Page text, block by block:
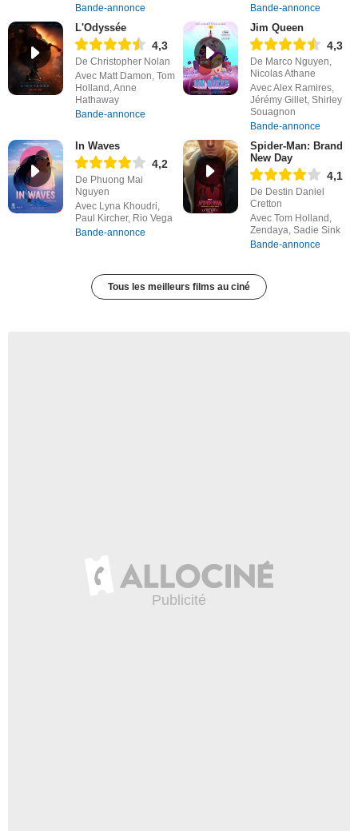
Bande-annonce
Bande-annonce
L'Odyssée
4,3
De Christopher Nolan
Avec Matt Damon, Tom
Holland, Anne
Hathaway
Bande-annonce
Jim Queen
4,3
De Marco Nguyen,
Nicolas Athane
Avec Alex Ramires,
Jérémy Gillet, Shirley
Souagnon
Bande-annonce
In Waves
4,2
De Phuong Mai
Nguyen
Avec Lyna Khoudri,
Paul Kircher, Rio Vega
Bande-annonce
Spider-Man: Brand
New Day
4,1
De Destin Daniel
Cretton
Avec Tom Holland,
Zendaya, Sadie Sink
Bande-annonce
Tous les meilleurs films au ciné